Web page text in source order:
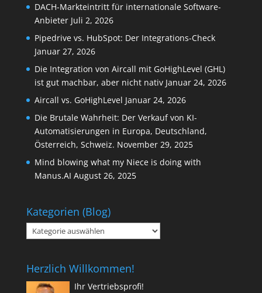
DACH-Markteintritt für internationale Software-
Anbieter Juli 2, 2026
Pipedrive vs. HubSpot: Der Integrations-Check
Januar 27, 2026
Die Integration von Aircall mit GoHighLevel (GHL)
ist gut machbar, aber nicht nativ Januar 24, 2026
Aircall vs. GoHighLevel Januar 24, 2026
Die Brutale Wahrheit: Der Verkauf von KI-
Automatisierungen in Europa, Deutschland,
Österreich, Schweiz. November 29, 2025
Mind blowing what my Niece is doing with
Manus.AI August 26, 2025
Kategorien (Blog)
Kategorien
(Blog)
Herzlich Willkommen!
Ihr Vertriebsprofi!